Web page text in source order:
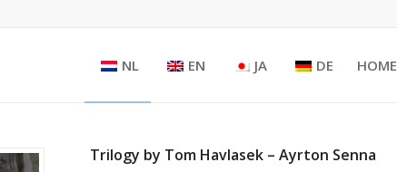
NL EN JA DE HOME
Trilogy by Tom Havlasek – Ayrton Senna